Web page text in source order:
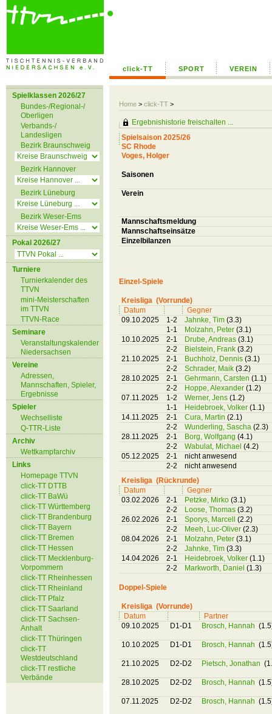
click-TT SPORT VEREIN
Home > click-TT >
Spielklassen 2026/27
Bundes-/Regional-/
Oberligen
Verbands-/
Landesligen
Bezirk Braunschweig
Bezirk Hannover
Bezirk Lüneburg
Bezirk Weser-Ems
Pokal 2026/27
Turniere
Turnierkalender des
TTVN
mini-Meisterschaften
im TTVN
TTVN-Race
Seminare
Veranstaltungskalender
Niedersachsen
Vereine
Adressen,
Mannschaften, Spieler,
Ergebnisse
Spieler
Wechselliste
Q-TTR-Liste
Archiv
Wettkampfarchiv
Links
Homepage TTVN
click-TT DTTB
click-TT BaWü
click-TT Württemberg
click-TT Brandenburg
click-TT Bayern
click-TT Bremen
click-TT Hessen
click-TT Mecklenburg-
Vorpommern
click-TT Rheinhessen
click-TT Rheinland
click-TT Pfalz
click-TT Saarland
click-TT Sachsen-
Anhalt
click-TT Thüringen
click-TT
Westdeutschland
click-TT restliche
Verbände
Ergebnishistorie freischalten ...
Spielsaison 2025/26
SC Rhode
Voges, Holger
Saisonen
Verein
Mannschaftsmeldung
Mannschaftseinsätze
Einzelbilanzen
Einzel-Spiele
Kreisliga (Vorrunde)
Datum
Gegner
09.10.2025
1-2 Jahnke, Tim (3.3)
1-1
Molzahn, Peter (3.1)
10.10.2025
2-1 Drube, Andreas (3.1)
2-2
Bielstein, Frank (3.2)
21.10.2025
2-1 Buchholz, Dennis (3.1)
2-2
Schrader, Maik (3.2)
28.10.2025
2-1 Gehrmann, Carsten (1.1)
2-2
Hoppe, Alexander (1.2)
07.11.2025
1-2 Werner, Jens (1.2)
1-1
Heidebroek, Volker (1.1)
14.11.2025
2-1 Cura, Martin (2.1)
2-2
Wunderling, Sascha (2.3)
28.11.2025
2-1 Borg, Wolfgang (4.1)
2-2
Wabulat, Michael (4.2)
05.12.2025
2-1
nicht anwesend
2-2
nicht anwesend
Kreisliga (Rückrunde)
Datum
Gegner
03.02.2026
2-1 Petzke, Mirko (3.1)
2-2
Loose, Thomas (3.2)
26.02.2026
2-1 Sporys, Marcell (2.2)
2-2
Meeh, Luc-Oliver (2.3)
08.04.2026
2-1 Molzahn, Peter (3.1)
2-2
Jahnke, Tim (3.3)
14.04.2026
2-1 Heidebroek, Volker (1.1)
2-2
Markworth, Daniel (1.3)
Doppel-Spiele
Kreisliga (Vorrunde)
Datum
Partner
09.10.2025
D1-D1 Brosch, Hannah
10.10.2025 D1-D1 Brosch, Hannah
21.10.2025 D2-D2 Pietsch, Jonathan
28.10.2025 D2-D2 Brosch, Hannah
07.11.2025 D2-D2 Brosch, Hannah